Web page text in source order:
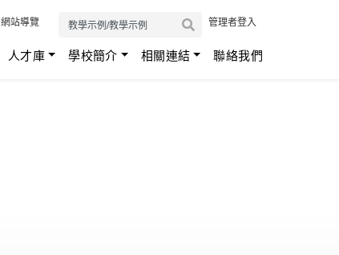
網站導覽 管理者登入
人才庫 學校簡介 相關連結 聯絡我們